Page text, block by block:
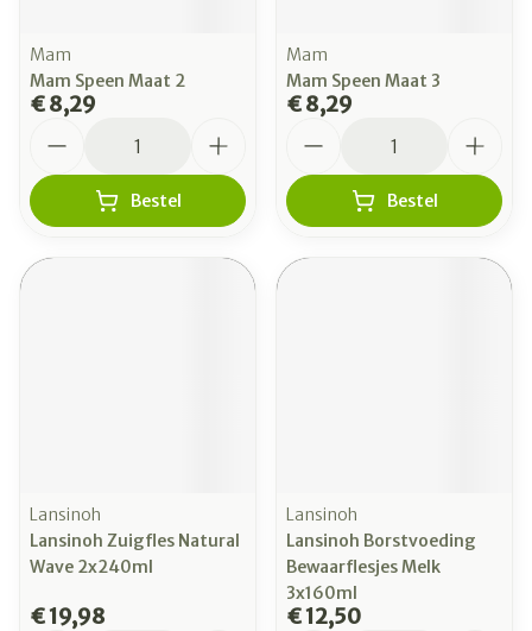
Mam
Mam Speen Maat 2
€ 8,29
Bestel
Mam
Mam Speen Maat 3
€ 8,29
Bestel
Lansinoh
Lansinoh Zuigfles Natural
Wave 2x240ml
€ 19,98
Lansinoh
Lansinoh Borstvoeding
Bewaarflesjes Melk
3x160ml
€ 12,50